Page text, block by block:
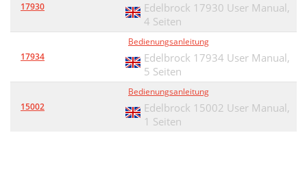
17930
Edelbrock 17930 User Manual,
4 Seiten
17934
Bedienungsanleitung
Edelbrock 17934 User Manual,
5 Seiten
15002
Bedienungsanleitung
Edelbrock 15002 User Manual,
1 Seiten